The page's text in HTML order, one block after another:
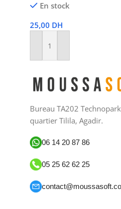
En stock
25,00 DH
Ajouter Au Panier
Bureau TA202
quartier Tilila, Agadir.
06 14 20 87 86
05 25 62 62 25